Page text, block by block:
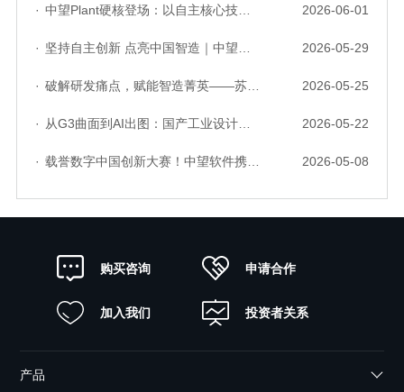
· 中望Plant硬核登场：以自主核心技术，破解流程工业数据一致性与协同困境 2026-06-01
· 坚持自主创新 点亮中国智造｜中望软件亮相第十届中国网络版权保护与发展大会 2026-05-29
· 破解研发痛点，赋能智造菁英——苏州研发菁英 CTO 成长营暨高级人才认证启动会圆满落幕 2026-05-25
· 从G3曲面到AI出图：国产工业设计软件的硬实力到底怎么样了？ 2026-05-22
· 载誉数字中国创新大赛！中望软件携手三家伙伴，斩获信创赛道多项大奖 2026-05-08
购买咨询 申请合作
加入我们 投资者关系
产品